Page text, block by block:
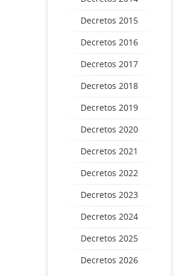
Decretos 2015
Decretos 2016
Decretos 2017
Decretos 2018
Decretos 2019
Decretos 2020
Decretos 2021
Decretos 2022
Decretos 2023
Decretos 2024
Decretos 2025
Decretos 2026